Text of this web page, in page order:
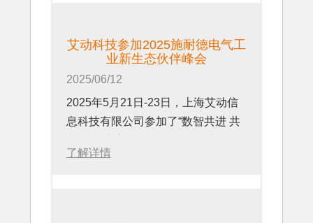
艾动科技参加2025施耐德电气工
业新生态伙伴峰会
2025/06/12
2025年5月21日-23日，上海艾动信
息科技有限公司参加了“数智共进 共
业新生态伙伴峰会，同时发布轻量化
了解详情